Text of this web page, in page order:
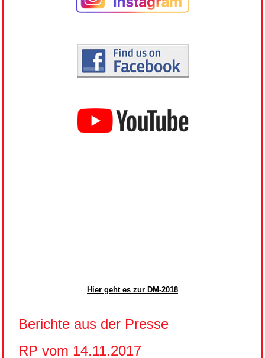
Hier geht es zur DM-2018
Berichte aus der Presse
RP vom 14.11.2017